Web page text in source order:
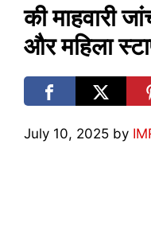
की माहवारी
और महिला
July 10, 2025 by